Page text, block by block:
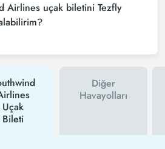
Airlines uçak biletini Tezfly
Uçak
Bileti
Diğer
Havayolları